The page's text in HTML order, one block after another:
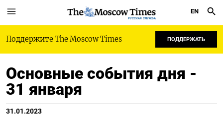
РУССКАЯ СЛУЖБА
EN
Поддержите The Moscow Times ПОДДЕРЖАТЬ
Основные события дня -
31 января
31.01.2023